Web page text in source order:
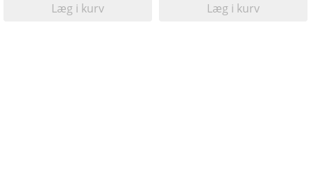
Læg i kurv Læg i kurv